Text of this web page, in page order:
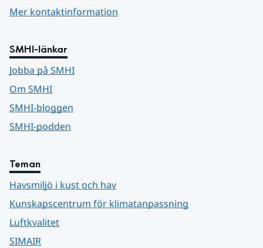
Mer kontaktinformation
SMHI-länkar
Jobba på SMHI
Om SMHI
SMHI-bloggen
SMHI-podden
Teman
Havsmiljö i kust och hav
Kunskapscentrum för klimatanpassning
Luftkvalitet
SIMAIR